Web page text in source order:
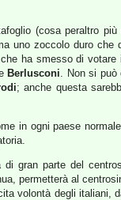
(cosa peraltro
uno zoccolo duro che
ha smesso di votare
Berlusconi. Non si può
; anche questa
in ogni paese
gran parte del
permetterà al
volontà degli italiani,